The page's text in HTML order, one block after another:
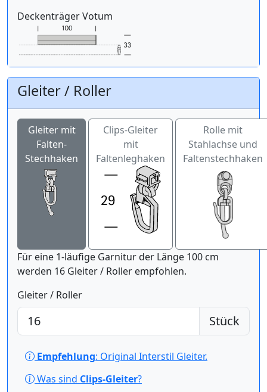
Deckenträger Votum
Gleiter / Roller
Gleiter mit
Falten-
Stechhaken
Clips-Gleiter
mit
Faltenleghaken
Rolle mit
Stahlachse und
Faltenstechhaken
Für eine 1-läufige Garnitur der Länge 100 cm
werden 16 Gleiter / Roller empfohlen.
Gleiter / Roller
Stück
Empfehlung: Original Interstil Gleiter.
Was sind Clips-Gleiter?